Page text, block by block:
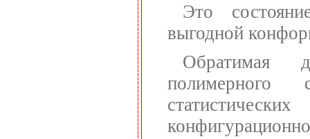
Это
выгодной
Обратимая
полимерного